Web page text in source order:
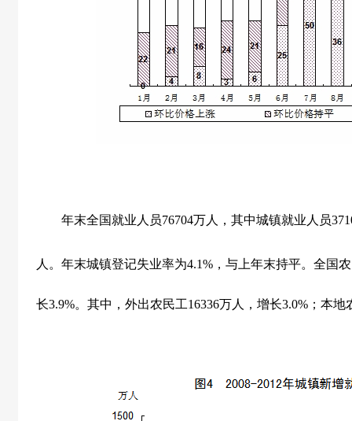
年末全国就业人员76704万人，其中城镇就业人员
人。年末城镇登记失业率为4.1% ，与上年末持平。全国
长3.9%。其中，外出农民工16336万人，增长3.0% ；本地